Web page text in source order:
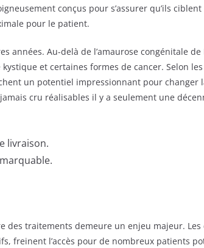
conçus pour s’assurer qu’ils
pour le patient.
années. Au-delà de l’amaurose congénitale de
et certaines formes de cancer. Selon
un potentiel impressionnant pour changer
cru réalisables il y a seulement une
livraison.
des traitements demeure un enjeu majeur. Les
freinent l’accès pour de nombreux patients